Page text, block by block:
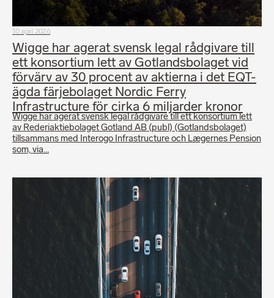
10 april 2026
Wigge har agerat svensk legal rådgivare till
ett konsortium lett av Gotlandsbolaget vid
förvärv av 30 procent av aktierna i det EQT-
ägda färjebolaget Nordic Ferry
Infrastructure för cirka 6 miljarder kronor
Wigge har agerat svensk legal rådgivare till ett konsortium lett
av Rederiaktiebolaget Gotland AB (publ) (Gotlandsbolaget)
tillsammans med Interogo Infrastructure och Lægernes Pension
som, via…